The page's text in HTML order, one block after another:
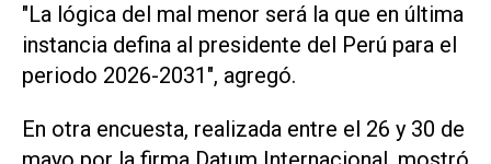
"La ‌lógica del mal menor será la que en última
instancia defina al presidente del Perú para el
periodo 2026-2031", agregó.
En otra encuesta, realizada entre el 26 y 30 de